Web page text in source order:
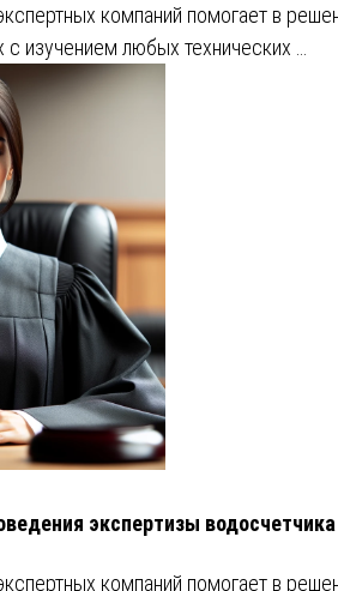
компаний помогает в
изучением любых технических …
экспертизы водосчетчика
компаний помогает в